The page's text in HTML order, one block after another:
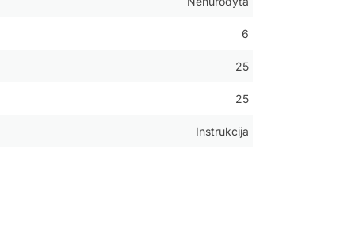
6
25
25
Instrukcija